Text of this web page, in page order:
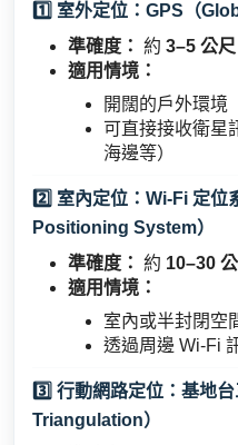
1️⃣ 室外定位：GPS（
準確度： 約 3–5 公尺
適用情境：
開闊的戶外環境
可直接接收衛星
海邊等）
2️⃣ 室內定位：Wi-Fi 定位
Positioning System）
準確度： 約 10–30
適用情境：
室內或半封閉空
透過周邊 Wi-Fi
3️⃣ 行動網路定位：基地
Triangulation）